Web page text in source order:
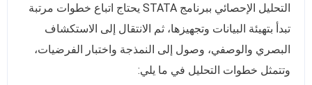
التحليل الإحصائي ببرنامج STATA يحتاج اتباع خطوات مرتبة
تبدأ بتهيئة البيانات وتجهيزها، ثم الانتقال إلى الاستكشاف
البصري والوصفي، وصول إلى النمذجة واختبار الفرضيات،
وتتمثل خطوات التحليل في ما يلي: